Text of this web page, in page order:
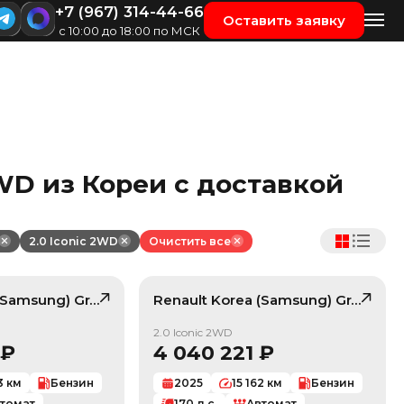
+7 (967) 314-44-66
с 10:00 до 18:00 по МСК
Оставить заявку
из Кореи с доставкой
2.0 Iconic 2WD Очистить все
Grand Koleos , лот42266549
/ 10
₽
км
Бензин
Renault Korea (Samsung) Grand Koleos
/ 10
2.0 Iconic 2WD
4 040 221 ₽
2025 15 162 км
Бензин